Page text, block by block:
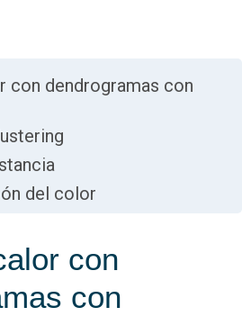
con dendrogramas con
del color
con
con